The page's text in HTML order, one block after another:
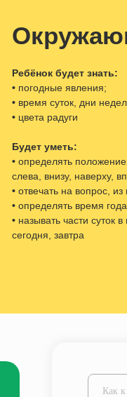
Ребёнок будет знать:
• погодные явления;
• время суток, дни
• цвета радуги
Будет уметь:
• определять положение
слева, внизу, наверху,
• отвечать на вопрос,
• определять время
• называть части суток
сегодня, завтра